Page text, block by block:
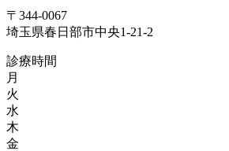
〒344-0067
埼玉県春日部市中央1-21-2
診療時間
月
火
水
木
金